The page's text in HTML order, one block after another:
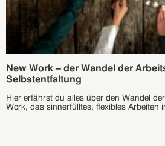
New Work – der Wandel der
Selbstentfaltung
Hier erfährst du alles über den Wandel
Work, das sinnerfülltes, flexibles Arbeiten